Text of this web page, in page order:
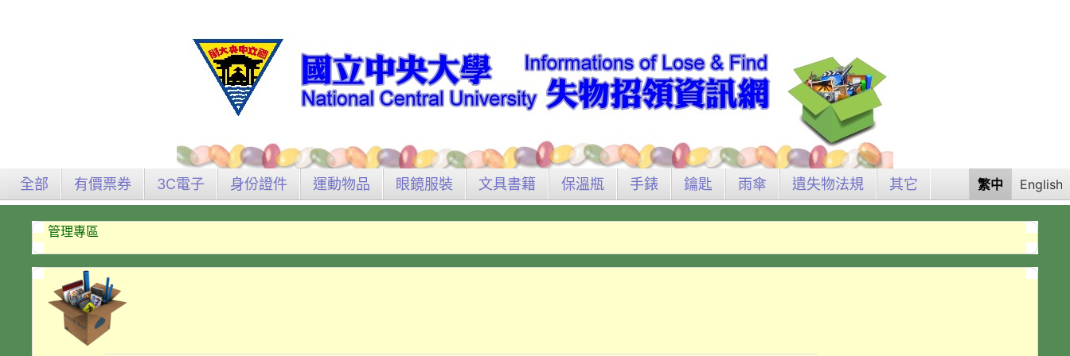
全部 有價票券 3C電子 身份證件 運動物品 眼鏡服裝 文具書籍 保溫瓶 手錶 鑰匙 雨傘 遺失物法規 其它 繁中 English
管理專區